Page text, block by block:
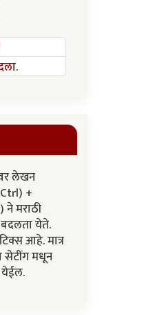
लेखन
+
मराठी
बदलता येते.
आहे. मात्र
सेटींग मधून
येईल.